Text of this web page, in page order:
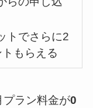
トでさらに2
もらえる
ラン料金が0